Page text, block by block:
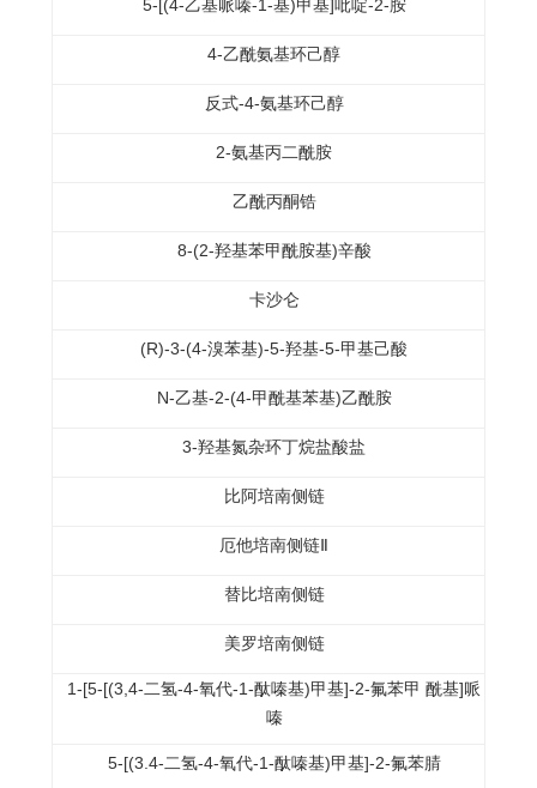
5-[(4-乙基哌嗪-1-基)甲基]吡啶-2-胺
4-乙酰氨基环己醇
反式-4-氨基环己醇
2-氨基丙二酰胺
乙酰丙酮锆
8-(2-羟基苯甲酰胺基)辛酸
卡沙仑
(R)-3-(4-溴苯基)-5-羟基-5-甲基己酸
N-乙基-2-(4-甲酰基苯基)乙酰胺
3-羟基氮杂环丁烷盐酸盐
比阿培南侧链
厄他培南侧链Ⅱ
替比培南侧链
美罗培南侧链
1-[5-[(3,4-二氢-4-氧代-1-酞嗪基)甲基]-2-氟苯甲 酰基]哌
嗪
5-[(3.4-二氢-4-氧代-1-酞嗪基)甲基]-2-氟苯腈